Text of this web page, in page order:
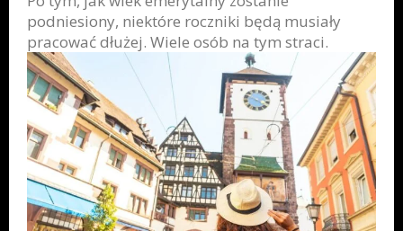
podniesiony, niektóre roczniki będą musiały
pracować dłużej. Wiele osób na tym straci.